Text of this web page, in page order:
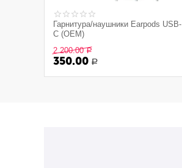
Гарнитура/наушники Earpods USB-
C (OEM)
2 200.00 Р
350.00 Р